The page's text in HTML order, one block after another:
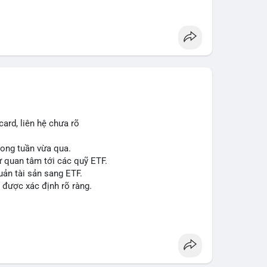
Act, mặc dù chưa có sự đồng thuận hai đảng.
giấy phép stablecoin theo khung mới nghiêm
lý, thiết lập tiền lệ cho các vụ án hình sự và
sớm, dù vẫn còn rào cản pháp lý.
#xrp #cc #sky #sand
liên hệ chưa rõ
tuần vừa qua.
tâm tới các quỹ ETF.
tài sản sang ETF.
được xác định rõ ràng.